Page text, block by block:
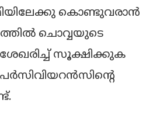
കൊണ്ടുവരാൻ
ചൊവ്വയുടെ
സൂക്ഷിക്കുക